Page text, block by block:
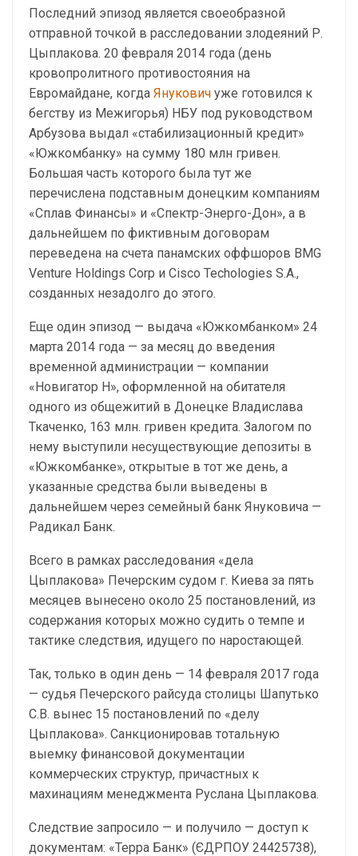
Последний эпизод является своеобразной
отправной точкой в расследовании злодеяний Р.
Цыплакова. 20 февраля 2014 года (день
кровопролитного противостояния на
Евромайдане, когда Янукович уже готовился к
бегству из Межигорья) НБУ под руководством
Арбузова выдал «стабилизационный кредит»
«Южкомбанку» на сумму 180 млн гривен.
Большая часть которого была тут же
перечислена подставным донецким компаниям
«Сплав Финансы» и «Спектр-Энерго-Дон», а в
дальнейшем по фиктивным договорам
переведена на счета панамских оффшоров BMG
Venture Holdings Corp и Cisco Techologies S.A.,
созданных незадолго до этого.
Еще один эпизод — выдача «Южкомбанком» 24
марта 2014 года — за месяц до введения
временной администрации — компании
«Новигатор Н», оформленной на обитателя
одного из общежитий в Донецке Владислава
Ткаченко, 163 млн. гривен кредита. Залогом по
нему выступили несуществующие депозиты в
«Южкомбанке», открытые в тот же день, а
указанные средства были выведены в
дальнейшем через семейный банк Януковича —
Радикал Банк.
Всего в рамках расследования «дела
Цыплакова» Печерским судом г. Киева за пять
месяцев вынесено около 25 постановлений, из
содержания которых можно судить о темпе и
тактике следствия, идущего по наростающей.
Так, только в один день — 14 февраля 2017 года
— судья Печерского райсуда столицы Шапутько
С.В. вынес 15 постановлений по «делу
Цыплакова». Санкционировав тотальную
выемку финансовой документации
коммерческих структур, причастных к
махинациям менеджмента Руслана Цыплакова.
Следствие запросило — и получило — доступ к
документам: «Терра Банк» (ЄДРПОУ 24425738),